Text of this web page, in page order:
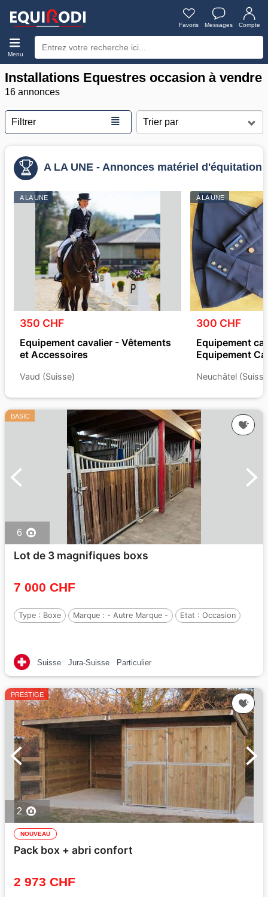
Favoris Messages Compte
Menu
Installations Equestres occasion à vendre
16 annonces
Filtrer ≣
A LA UNE - Annonces matériel d'équitation
A LA UNE
350 CHF
Equipement cavalier - Vêtements
et Accessoires
Vaud (Suisse)
A LA UNE
300 CHF
Equipement
Equipement
Neuchâtel
BASIC
6
Lot de 3 magnifiques boxs
7 000 CHF
Type : Boxe Marque : - Autre Marque - Etat : Occasion
Suisse Jura-Suisse Particulier
PRESTIGE
2
NOUVEAU
Pack box + abri confort
2 973 CHF